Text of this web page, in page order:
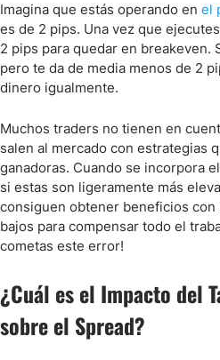
Imagina que estás operando en el
es de 2 pips. Una vez que
2 pips para quedar en breakeven.
pero te da de media menos de 2
dinero igualmente.
Muchos traders no tienen en
salen al mercado con estrategias
ganadoras. Cuando se incorpora
si estas son ligeramente más
consiguen obtener beneficios
bajos para compensar todo el
cometas este error!
¿Cuál es el Impacto del
sobre el Spread?